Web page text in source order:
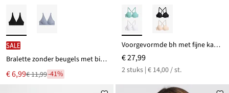
SALE
Bralette zonder beugels met biologisch katoen
Nu
voor
€ 6,99
Van € 11,99-41%
Voorgevormde bh met fijne kant (set van 2)
€ 27,99
2 stuks | € 14,00 / st.